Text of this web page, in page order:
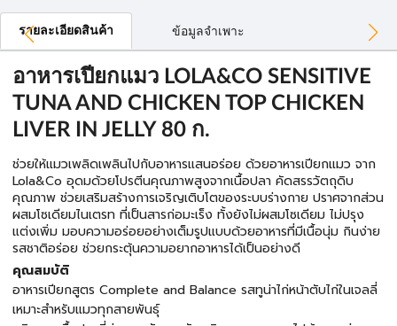
รายละเอียดสินค้า ข้อมูลจำเพาะ
อาหารเปียกแมว LOLA&CO SENSITIVE
TUNA AND CHICKEN TOP CHICKEN
LIVER IN JELLY 80 ก.
ช่วยให้แมวเพลิดเพลินไปกับอาหารแสนอร่อย ด้วยอาหารเปียกแมว จาก
Lola&Co อุดมด้วยโปรตีนคุณภาพสูงจากเนื้อปลา คัดสรรวัตถุดิบ
คุณภาพ ช่วยเสริมสร้างการเจริญเติบโตของระบบร่างกาย ปราศจากส่วน
ผสมโซเดียมไนเตรท ที่เป็นสารก่อมะเร็ง ทั้งยังไม่ผสมโซเดียม ไม่ปรุง
แต่งเพิ่ม มอบความอร่อยอย่างเต็มรูปแบบด้วยอาหารที่มีเนื้อนุ่ม กินง่าย
รสชาติอร่อย ช่วยกระตุ้นความอยากอาหารได้เป็นอย่างดี
คุณสมบัติ
อาหารเปียกสูตร Complete and Balance รสทูน่าไก่หน้าตับไก่ในเจลลี่
เหมาะสำหรับแมวทุกสายพันธุ์